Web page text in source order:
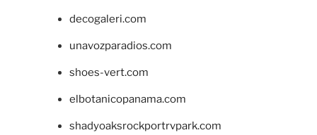
decogaleri.com
unavozparadios.com
shoes-vert.com
elbotanicopanama.com
shadyoaksrockportrvpark.com